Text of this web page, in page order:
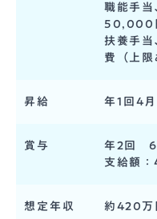
職能手
50,000
扶養手当
費（上限
昇給 年1回4月
賞与
年2回 6
支給額：
想定年収 約420万